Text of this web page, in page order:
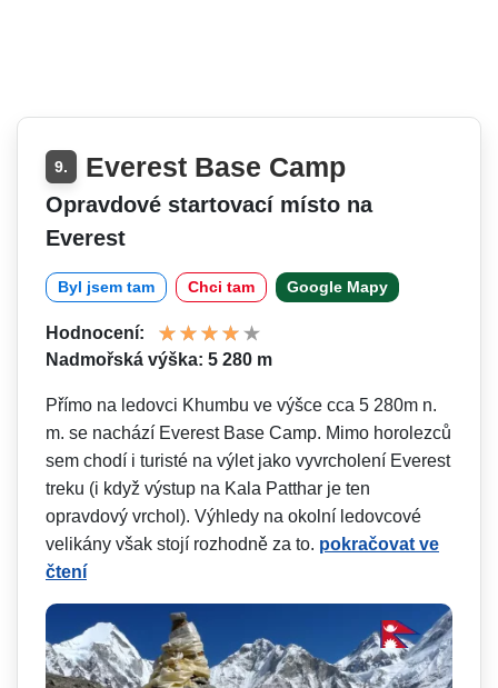
9. Everest Base Camp
Opravdové startovací místo na
Everest
Byl jsem tam Chci tam Google Mapy
Hodnocení:
Nadmořská výška: 5 280 m
Přímo na ledovci Khumbu ve výšce cca 5 280m n.
m. se nachází Everest Base Camp. Mimo horolezců
sem chodí i turisté na výlet jako vyvrcholení Everest
treku (i když výstup na Kala Patthar je ten
opravdový vrchol). Výhledy na okolní ledovcové
velikány však stojí rozhodně za to. pokračovat ve
čtení